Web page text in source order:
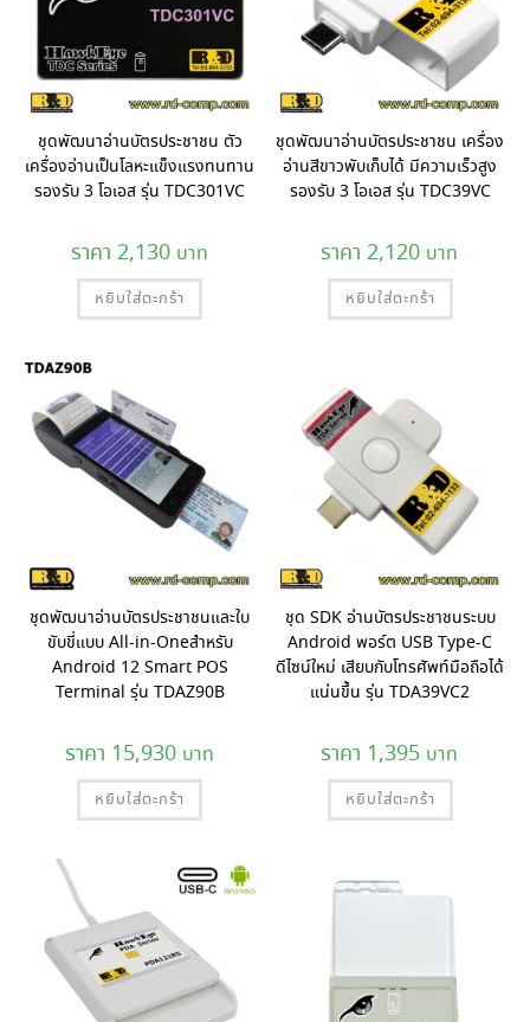
ชุดพัฒนาอ่านบัตรประชาชน ตัว
เครื่องอ่านเป็นโลหะแข็งแรงทนทาน
รองรับ 3 โอเอส รุ่น TDC301VC
2,130
หยิบใส่ตะกร้า
ชุดพัฒนาอ่านบัตรประชาชน เครื่อง
อ่านสีขาวพับเก็บได้ มีความเร็วสูง
รองรับ 3 โอเอส รุ่น TDC39VC
2,120
หยิบใส่ตะกร้า
ชุดพัฒนาอ่านบัตรประชาชนและใบ
ขับขี่แบบ All-in-Oneสำหรับ
Android 12 Smart POS
Terminal รุ่น TDAZ90B
15,930
หยิบใส่ตะกร้า
ชุด SDK อ่านบัตรประชาชนระบบ
Android พอร์ต USB Type-C
ดีไซน์ใหม่ เสียบกับโทรศัพท์มือถือได้
แน่นขึ้น รุ่น TDA39VC2
1,395
หยิบใส่ตะกร้า